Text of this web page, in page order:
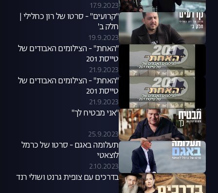
17.9.2023
"קרועים" - סרטו של רון כחלילי |
חלק ב'
19.9.2023
"האחת" - הצילומים האבודים של
טייסת 201
21.9.2023
"האחת" - הצילומים האבודים של
טייסת 201
21.9.2023
"אני מבטיח לך"
25.9.2023
תעלומה באגם - סרטו של כרמל
לוצאטי
2.10.2023
בדרכים עם צופית גרנט ושולי רנד